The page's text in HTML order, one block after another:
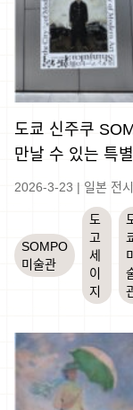
도쿄 신주쿠
만날 수 있는 특
2026-3-23 | 일본 전
SOMPO
미술관
도
고
세
이
지
미